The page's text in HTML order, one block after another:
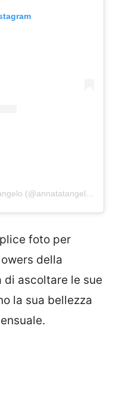
Un post condiviso da Anna Tatangelo (@annatatangeloofficial)
foto per
della
di ascoltare le sue
la sua bellezza